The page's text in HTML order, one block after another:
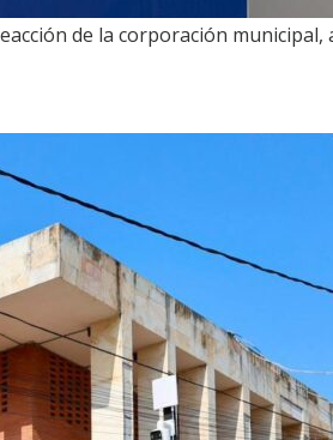
de la corporación municipal,